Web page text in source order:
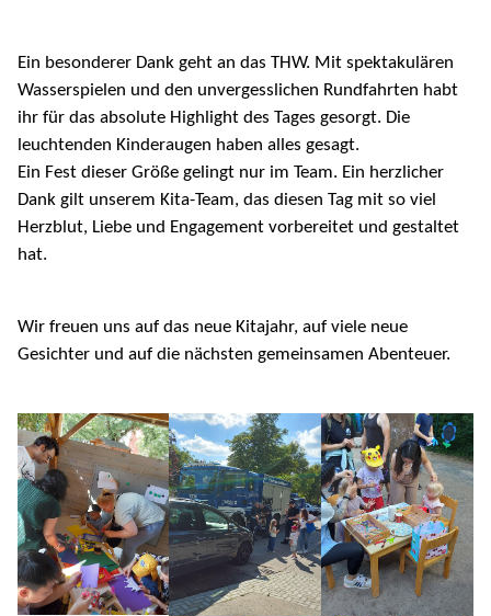
Ein besonderer Dank geht an das THW. Mit spektakulären
Wasserspielen und den unvergesslichen Rundfahrten habt
ihr für das absolute Highlight des Tages gesorgt. Die
leuchtenden Kinderaugen haben alles gesagt.
Ein Fest dieser Größe gelingt nur im Team. Ein herzlicher
Dank gilt unserem Kita-Team, das diesen Tag mit so viel
Herzblut, Liebe und Engagement vorbereitet und gestaltet
hat.
Wir freuen uns auf das neue Kitajahr, auf viele neue
Gesichter und auf die nächsten gemeinsamen Abenteuer.